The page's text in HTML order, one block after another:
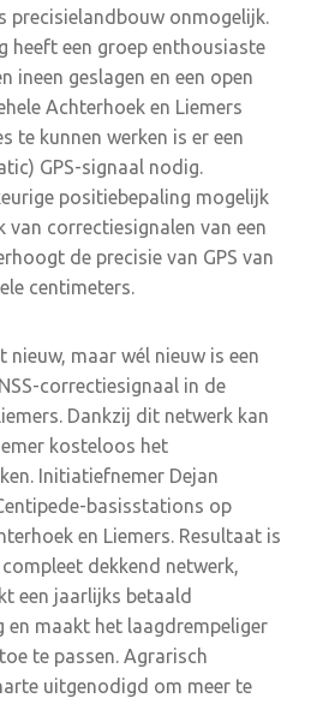
precisielandbouw onmogelijk.
heeft een groep enthousiaste
ineen geslagen en een open
Achterhoek en Liemers
te kunnen werken is er een
GPS-signaal nodig.
positiebepaling mogelijk
correctiesignalen van een
de precisie van GPS van
centimeters.
nieuw, maar wél nieuw is een
correctiesignaal in de
Dankzij dit netwerk kan
kosteloos het
Initiatiefnemer Dejan
basisstations op
en Liemers. Resultaat is
dekkend netwerk,
een jaarlijks betaald
en maakt het laagdrempeliger
te passen. Agrarisch
uitgenodigd om meer te